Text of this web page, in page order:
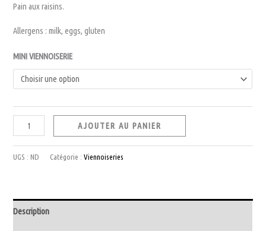
Pain aux raisins.
Allergens : milk, eggs, gluten
MINI VIENNOISERIE
quantité
de
MINI
AJOUTER AU PANIER
UGS :ND Catégorie :Viennoiseries
Description